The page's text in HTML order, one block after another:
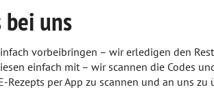
uns
vorbeibringen – wir erledigen den
einfach mit – wir scannen die Codes
Rezepts per App zu scannen und an uns zu